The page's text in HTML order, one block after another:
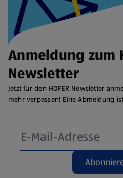
Anmeldung zum
Newsletter
Jetzt für den HOFER Newsletter
mehr verpassen! Eine Abmeldung